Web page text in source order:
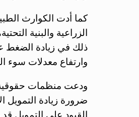
كما أدت الكوارث
الزراعية والبنية
ذلك في زيادة الضغط
وارتفاع معدلات سوء
ودعت منظمات حقوقية
ضرورة زيادة التمويل
القيود على التمويل